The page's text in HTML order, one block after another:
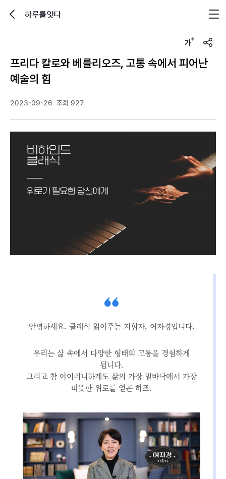
하루를잇다
u
프리다 칼로와 베를리오즈, 고통 속에서 피어난
예술의 힘
2023-09-26 조회 927
안녕하세요. 클래식 읽어주는 지휘자, 여자경입니다.
우리는 삶 속에서 다양한 형태의 고통을 경험하게
됩니다.
그리고 참 아이러니하게도 삶의 가장 밑바닥에서 가장
따뜻한 위로를 얻곤 하죠.